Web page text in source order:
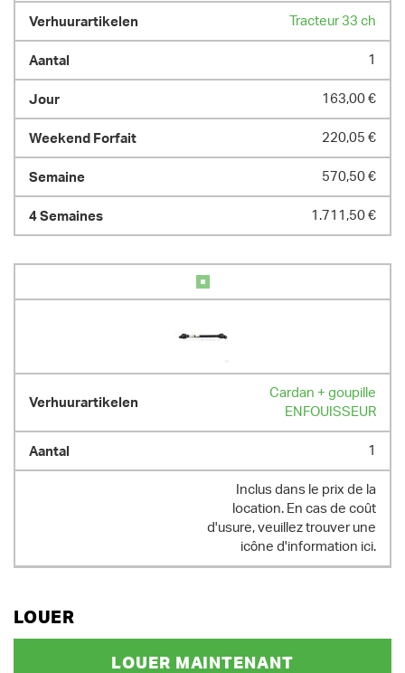
Tracteur 33 ch
1
163,00 €
220,05 €
570,50 €
1.711,50 €
Cardan + goupille
ENFOUISSEUR
1
Inclus dans le prix de la
location. En cas de coût
d'usure, veuillez trouver une
icône d'information ici.
LOUER
LOUER MAINTENANT